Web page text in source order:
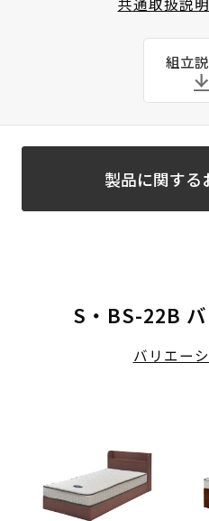
組立
製品に関する
S・BS-22B
バリエー